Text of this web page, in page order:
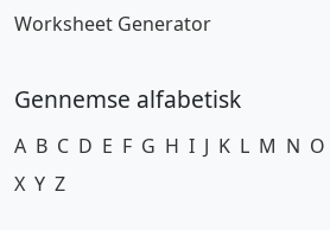
Worksheet Generator
Gennemse alfabetisk
A B C D E F G H I J K L M N O
X Y Z